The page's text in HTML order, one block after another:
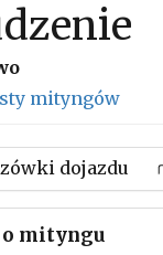
mityngów
dojazdu
mityngu